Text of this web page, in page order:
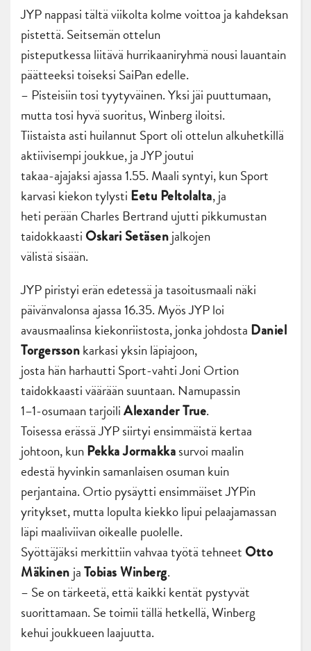
JYP nappasi tältä viikolta kolme voittoa ja kahdeksan
pistettä. Seitsemän ottelun
pisteputkessa liitävä hurrikaaniryhmä nousi lauantain
päätteeksi toiseksi SaiPan edelle.
– Pisteisiin tosi tyytyväinen. Yksi jäi puuttumaan,
mutta tosi hyvä suoritus, Winberg iloitsi.
Tiistaista asti huilannut Sport oli ottelun alkuhetkillä
aktiivisempi joukkue, ja JYP joutui
takaa-ajajaksi ajassa 1.55. Maali syntyi, kun Sport
karvasi kiekon tylysti Eetu Peltolalta, ja
heti perään Charles Bertrand ujutti pikkumustan
taidokkaastiOskari Setäsenjalkojen
välistä sisään.
JYP piristyi erän edetessä ja tasoitusmaali näki
päivänvalonsa ajassa 16.35. Myös JYP loi
avausmaalinsa kiekonriistosta, jonka johdosta Daniel
Torgerssonkarkasi yksin läpiajoon,
josta hän harhautti Sport-vahti Joni Ortion
taidokkaasti väärään suuntaan. Namupassin
1–1-osumaan tarjoiliAlexander True.
Toisessa erässä JYP siirtyi ensimmäistä kertaa
johtoon, kunPekka Jormakkasurvoi maalin
edestä hyvinkin samanlaisen osuman kuin
perjantaina. Ortio pysäytti ensimmäiset JYPin
yritykset, mutta lopulta kiekko lipui pelaajamassan
läpi maaliviivan oikealle puolelle.
Syöttäjäksi merkittiin vahvaa työtä tehneetOtto
Mäkinen jaTobias Winberg.
– Se on tärkeetä, että kaikki kentät pystyvät
suorittamaan. Se toimii tällä hetkellä, Winberg
kehui joukkueen laajuutta.